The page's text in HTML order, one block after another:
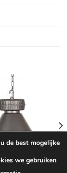
de best mogelijke
we gebruiken